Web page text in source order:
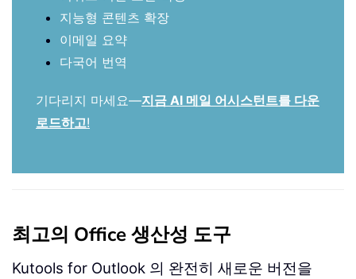
지능형 콘텐츠 확장
이메일 요약
다국어 번역
기다리지 마세요—지금 AI 메일 어시스턴트를 다운
로드하고!
최고의 Office 생산성 도구
Kutools for Outlook 의 완전히 새로운 버전을